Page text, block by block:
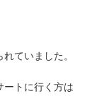
ていました。
ートに行く方は